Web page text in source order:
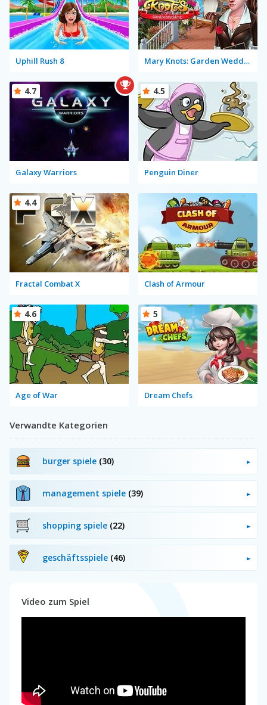
Uphill Rush 8 Mary Knots: Garden Wedding
Galaxy Warriors
4.7
Penguin Diner
4.5
Fractal Combat X
4.4
Clash of Armour
Age of War
4.6
Dream Chefs
5
Verwandte Kategorien
burger spiele (30)
management spiele (39)
shopping spiele (22)
geschäftsspiele (46)
Video zum Spiel